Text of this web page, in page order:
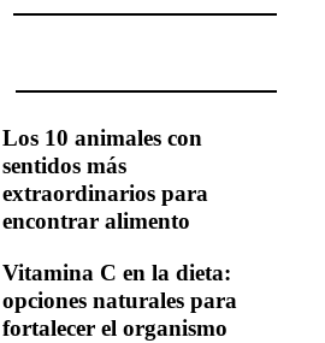
Los 10 animales con
sentidos más
extraordinarios para
encontrar alimento
Vitamina C en la dieta:
opciones naturales para
fortalecer el organismo